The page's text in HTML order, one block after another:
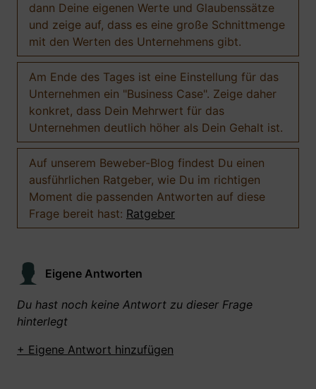
dann Deine eigenen Werte und Glaubenssätze
und zeige auf, dass es eine große Schnittmenge
mit den Werten des Unternehmens gibt.
Am Ende des Tages ist eine Einstellung für das
Unternehmen ein "Business Case". Zeige daher
konkret, dass Dein Mehrwert für das
Unternehmen deutlich höher als Dein Gehalt ist.
Auf unserem Beweber-Blog findest Du einen
ausführlichen Ratgeber, wie Du im richtigen
Moment die passenden Antworten auf diese
Frage bereit hast: Ratgeber
Eigene Antworten
Du hast noch keine Antwort zu dieser Frage
hinterlegt
+ Eigene Antwort hinzufügen